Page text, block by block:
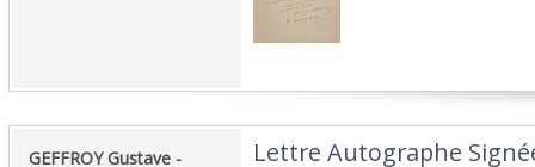
‎GEFFROY Gustave -
‎Lettre Autographe